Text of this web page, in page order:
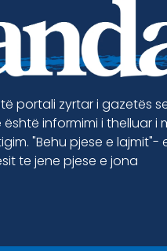
portali zyrtar i gazetës
është informimi i thelluar i
"Behu pjese e
te jene pjese e jona